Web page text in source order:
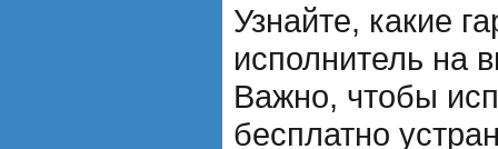
Узнайте, какие
исполнитель на
Важно, чтобы
бесплатно